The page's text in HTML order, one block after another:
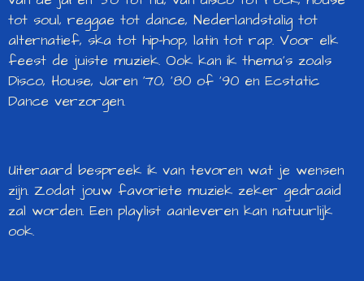
tot soul, reggae tot dance, Nederlandstalig tot
alternatief, ska tot hip-hop, latin tot rap. Voor elk
feest de juiste muziek. Ook kan ik thema's zoals
Disco, House, Jaren '70, '80 of '90 en Ecstatic
Dance verzorgen.
Uiteraard bespreek ik van tevoren wat je wensen
zijn. Zodat jouw favoriete muziek zeker gedraaid
zal worden. Een playlist aanleveren kan natuurlijk
ook.